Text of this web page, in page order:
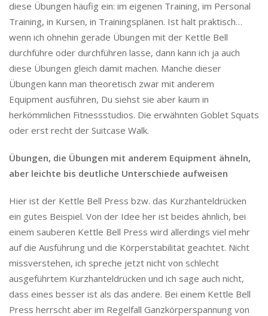
diese Übungen häufig ein: im eigenen Training, im Personal
Training, in Kursen, in Trainingsplänen. Ist halt praktisch…
wenn ich ohnehin gerade Übungen mit der Kettle Bell
durchführe oder durchführen lasse, dann kann ich ja auch
diese Übungen gleich damit machen. Manche dieser
Übungen kann man theoretisch zwar mit anderem
Equipment ausführen, Du siehst sie aber kaum in
herkömmlichen Fitnessstudios. Die erwähnten Goblet Squats
oder erst recht der Suitcase Walk.
Übungen, die Übungen mit anderem Equipment ähneln,
aber leichte bis deutliche Unterschiede aufweisen
Hier ist der Kettle Bell Press bzw. das Kurzhanteldrücken
ein gutes Beispiel. Von der Idee her ist beides ähnlich, bei
einem sauberen Kettle Bell Press wird allerdings viel mehr
auf die Ausführung und die Körperstabilität geachtet. Nicht
missverstehen, ich spreche jetzt nicht von schlecht
ausgeführtem Kurzhanteldrücken und ich sage auch nicht,
dass eines besser ist als das andere. Bei einem Kettle Bell
Press herrscht aber im Regelfall Ganzkörperspannung von